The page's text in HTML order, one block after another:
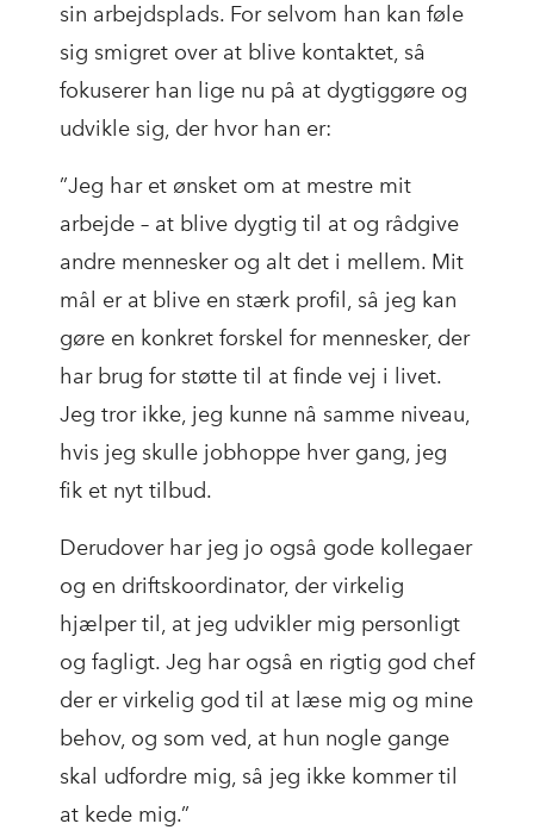
sin arbejdsplads. For selvom han kan føle
sig smigret over at blive kontaktet, så
fokuserer han lige nu på at dygtiggøre og
udvikle sig, der hvor han er:
”Jeg har et ønsket om at mestre mit
arbejde – at blive dygtig til at og rådgive
andre mennesker og alt det i mellem. Mit
mål er at blive en stærk profil, så jeg kan
gøre en konkret forskel for mennesker, der
har brug for støtte til at finde vej i livet.
Jeg tror ikke, jeg kunne nå samme niveau,
hvis jeg skulle jobhoppe hver gang, jeg
fik et nyt tilbud.
Derudover har jeg jo også gode kollegaer
og en driftskoordinator, der virkelig
hjælper til, at jeg udvikler mig personligt
og fagligt. Jeg har også en rigtig god chef
der er virkelig god til at læse mig og mine
behov, og som ved, at hun nogle gange
skal udfordre mig, så jeg ikke kommer til
at kede mig.”